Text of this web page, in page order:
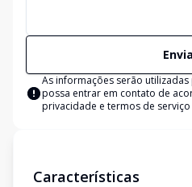
As informações serão
possa entrar em contato de
privacidade e termos de serviço
Características